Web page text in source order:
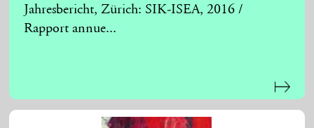
Jahresbericht, Zürich: SIK-ISEA, 2016 /
Rapport annue...